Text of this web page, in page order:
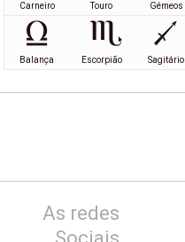
Carneiro Touro Gémeos
Balança Escorpião Sagitário
As redes